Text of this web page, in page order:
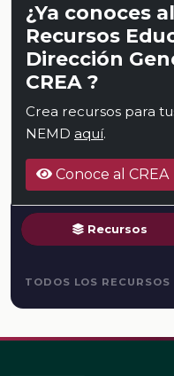
¿Ya conoces
Recursos
Dirección
CREA ?
Crea recursos para
NEMD aquí.
Conoce al CREA
Recursos
TODOS LOS RECURSOS